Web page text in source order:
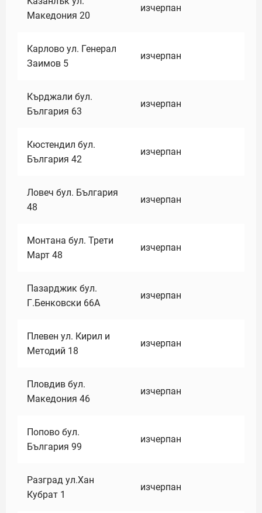
Македония 20
изчерпан
Карлово ул. Генерал
Заимов 5
изчерпан
Кърджали бул.
България 63
изчерпан
Кюстендил бул.
България 42
изчерпан
Ловеч бул. България
48
изчерпан
Монтана бул. Трети
Март 48
изчерпан
Пазарджик бул.
Г.Бенковски 66А
изчерпан
Плевен ул. Кирил и
Методий 18
изчерпан
Пловдив бул.
Македония 46
изчерпан
Попово бул.
България 99
изчерпан
Разград ул.Хан
Кубрат 1
изчерпан